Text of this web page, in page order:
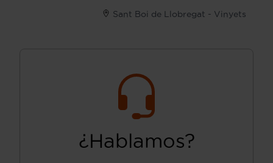
Sant Boi de Llobregat - Vinyets
¿Hablamos?